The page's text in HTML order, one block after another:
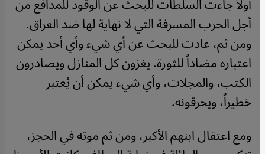
أجل الحرب المسرفة التي لا نهاية لها ضد العراق.
ومن ثم، عادت للبحث عن أي شيء وأي أحد يمكن
اعتباره مضاداً للثورة. يغزون كل المنازل ويصادرون
الكتب، والمجلات، وأي شيء يمكن أن يُعتبر
خطيراً، ويحرقونه.
ومع اعتقال ابنهم الأكبر، ومن ثم موته في الحجز،